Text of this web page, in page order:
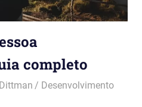
completo
Desenvolvimento